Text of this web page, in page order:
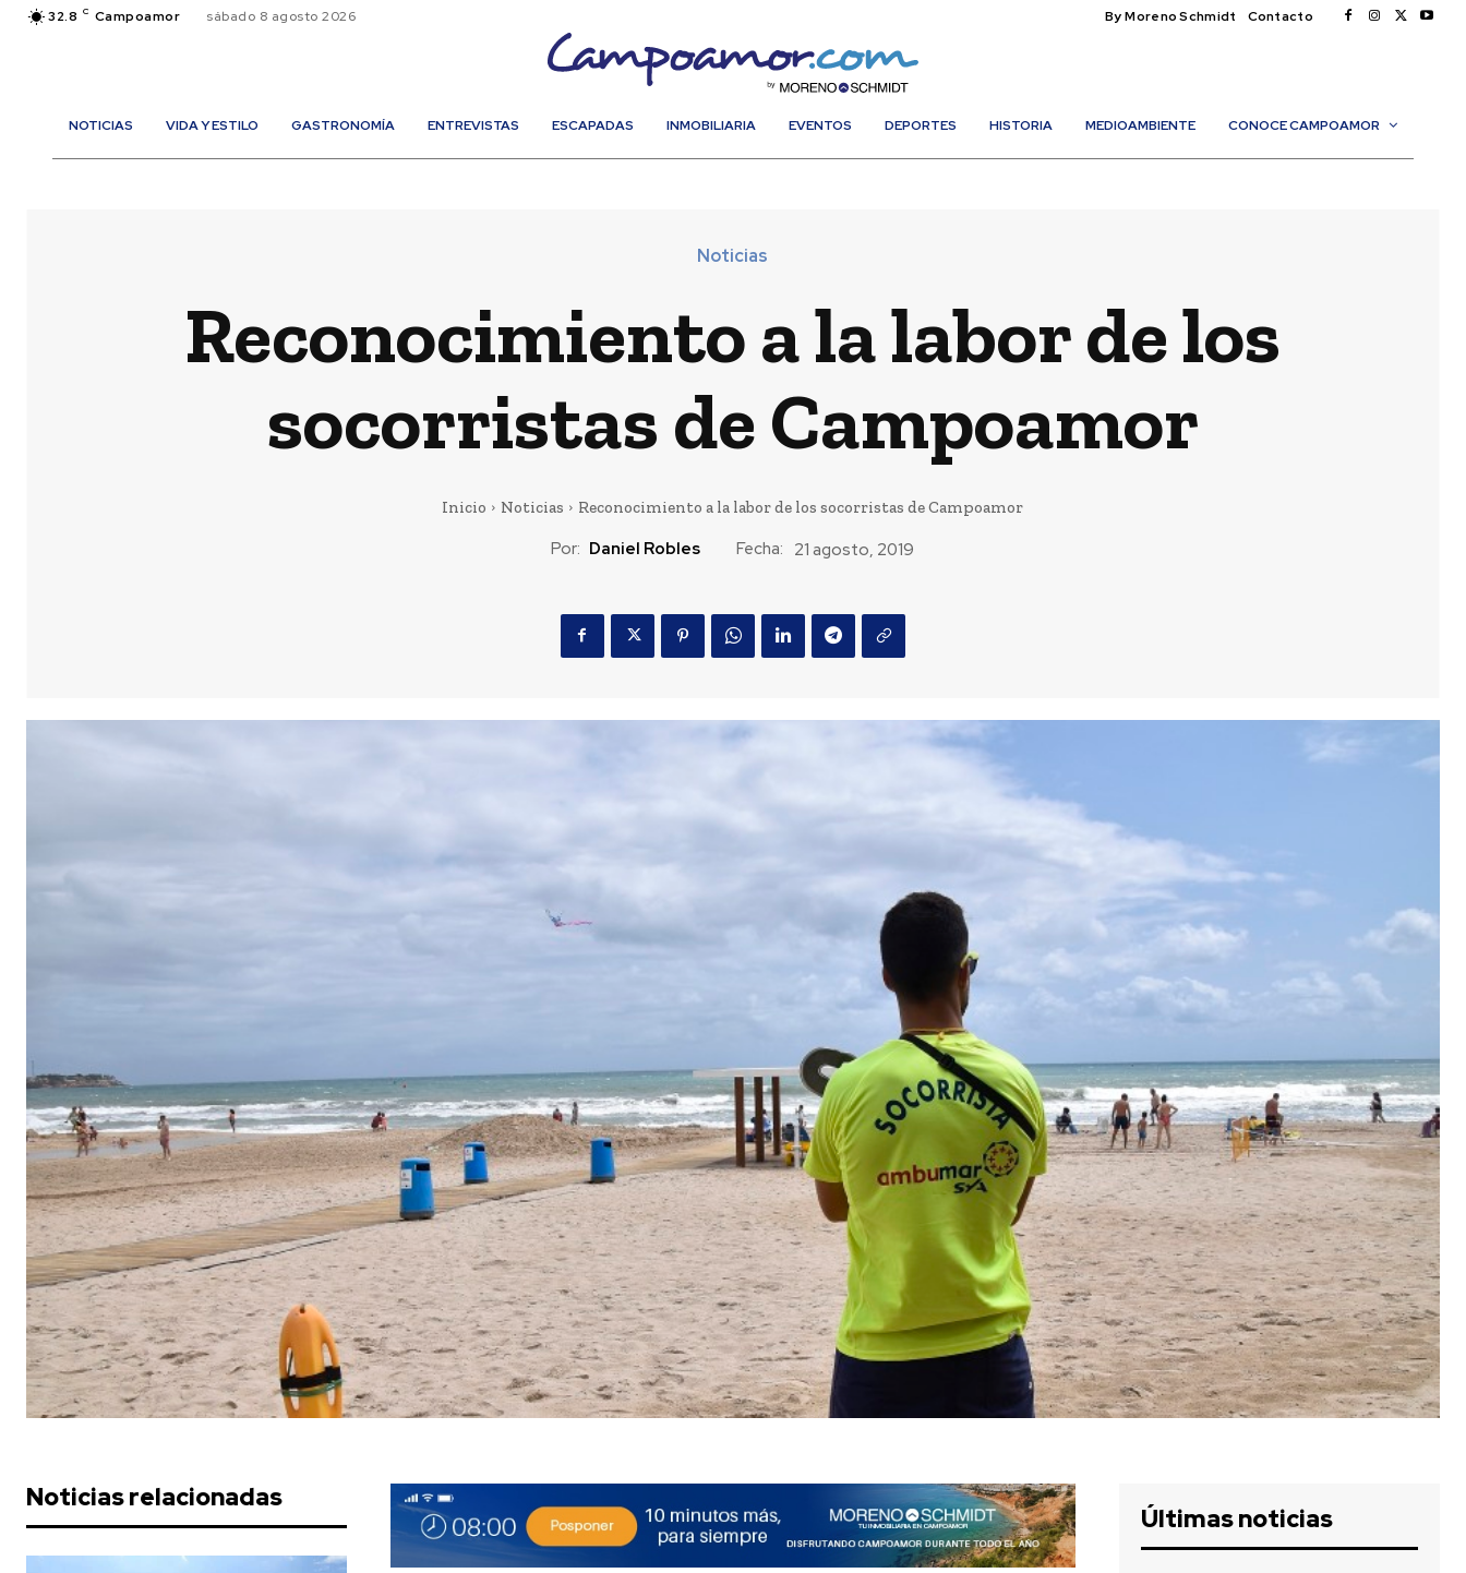
32.8 C Campoamor sábado 8 agosto 2026 By Moreno Schmidt Contacto
NOTICIAS VIDA Y ESTILO GASTRONOMÍA ENTREVISTAS ESCAPADAS INMOBILIARIA EVENTOS DEPORTES HISTORIA MEDIOAMBIENTE CONOCE CAMPOAMOR
Noticias
Reconocimiento a la labor de los
socorristas de Campoamor
Inicio Noticias Reconocimiento a la labor de los socorristas de Campoamor
Por: Daniel Robles Fecha: 21 agosto, 2019
Noticias relacionadas
Últimas noticias